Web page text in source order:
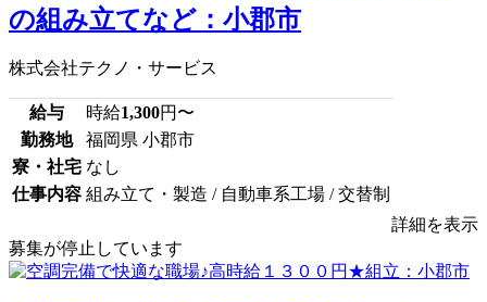
の組み立てなど：小郡市
株式会社テクノ・サービス
給与 時給1,300円〜
勤務地
福岡県 小郡市
寮・社宅 なし
仕事内容 組み立て・製造 / 自動車系工場 / 交替制
詳細を表示
募集が停止しています